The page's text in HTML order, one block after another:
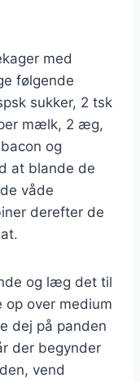
med
følgende
sukker, 2 tsk
mælk, 2 æg,
og
at blande de
våde
derefter de
og læg det til
op over medium
dej på panden
der begynder
vend